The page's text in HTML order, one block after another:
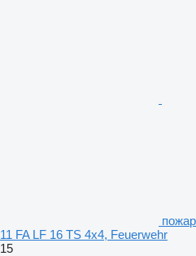
11 FA LF 16 TS 4x4, Feuerwehr
15